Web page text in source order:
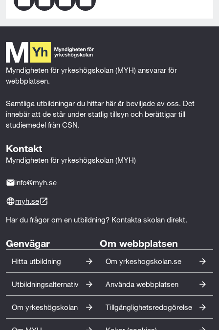
D
l
s
d
a
s
i
n
e
h
å
l
p
F
c
e
b
o
o
k
D
l
s
i
d
a
s
i
n
l
p
T
i
t
t
e
r
D
l
s
i
d
s
i
n
h
L
k
d
I
n
S
i
k
a
s
a
n
e
Myndigheten för yrkeshögskolan (MYH) ansvarar för
webbplatsen.
Samtliga utbildningar du hittar här är beviljade av oss. Det
innebär att de står under statlig tillsyn och berättigar till
studiemedel från CSN.
Kontakt
Myndigheten för yrkeshögskolan (MYH)
info@myh.se
myh.se
Har du frågor om en utbildning? Kontakta skolan direkt.
Genvägar
Hitta utbildning
Utbildningsalternativ
Om yrkeshögskolan
Om webbplatsen
Om yrkeshogskolan.se
Använda webbplatsen
Tillgänglighetsredogörelse